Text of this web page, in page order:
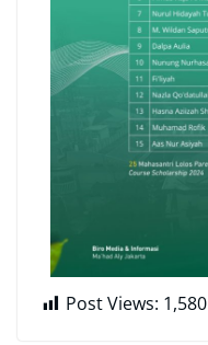
Post Views: 1,580